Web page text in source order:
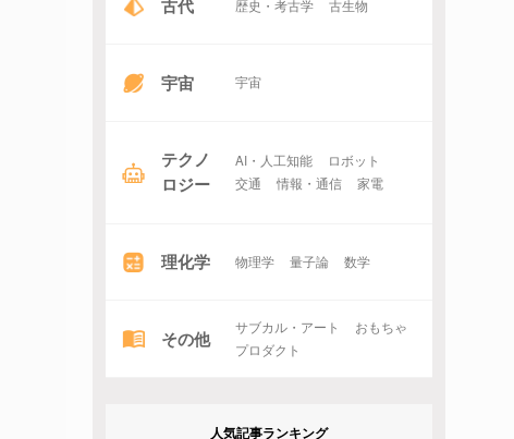
古代 歴史・考古学 古生物
宇宙 宇宙
テクノ
ロジー
AI・人工知能
ロボット
交通
情報・通信 家電
理化学 物理学 量子論 数学
その他 サブカル・アート
おもちゃ
プロダクト
人気記事ランキング